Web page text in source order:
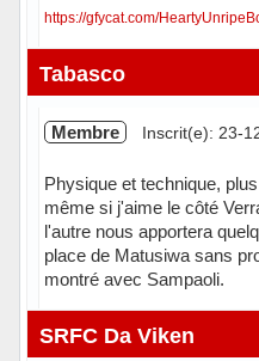
https://gfycat.com/
Hors ligne
Tabasco
Membre Inscrit(e): 23-
Physique et technique,
même si j'aime le côté
l'autre nous apportera
place de Matusiwa sans
montré avec Sampaoli.
Hors ligne
SRFC Da Viken